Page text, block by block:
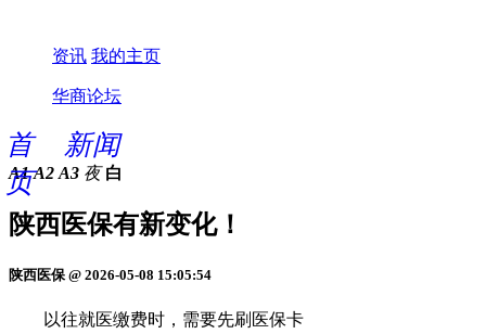
资讯 我的主页
华商论坛
首
页
新闻
A1 A2 A3 夜 白
陕西医保有新变化！
陕西医保 @ 2026-05-08 15:05:54
以往就医缴费时，需要先刷医保卡